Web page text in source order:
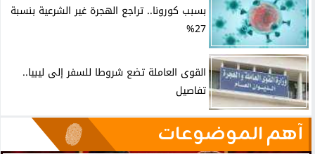
بسبب كورونا.. تراجع الهجرة غير الشرعية بنسبة
27%
القوى العاملة تضع شروطا للسفر إلى ليبيا..
تفاصيل
آهم الموضوعات